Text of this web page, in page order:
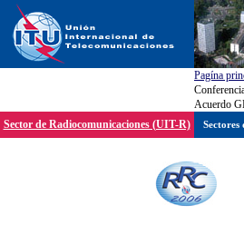
Pagína
Acuerdo
Sector de Radiocomunicaciones (UIT-R)
Sectores